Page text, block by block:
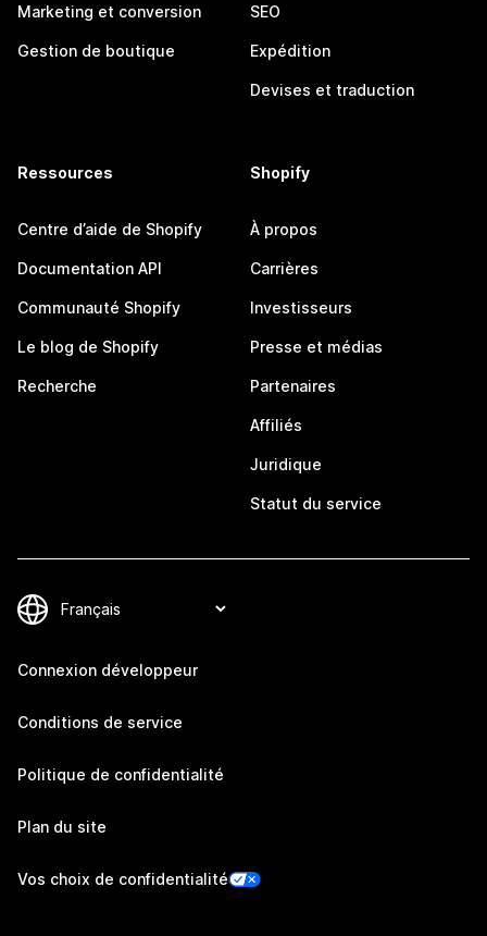
Marketing et conversion
Gestion de boutique
SEO
Expédition
Devises et traduction
Ressources
Centre d’aide de Shopify
Documentation API
Communauté Shopify
Le blog de Shopify
Recherche
Shopify
À propos
Carrières
Investisseurs
Presse et médias
Partenaires
Affiliés
Juridique
Statut du service
Connexion développeur
Conditions de service
Politique de confidentialité
Plan du site
Vos choix de confidentialité